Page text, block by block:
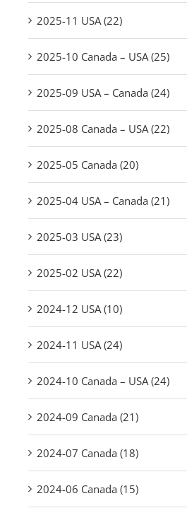
2025-11 USA (22)
2025-10 Canada – USA (25)
2025-09 USA – Canada (24)
2025-08 Canada – USA (22)
2025-05 Canada (20)
2025-04 USA – Canada (21)
2025-03 USA (23)
2025-02 USA (22)
2024-12 USA (10)
2024-11 USA (24)
2024-10 Canada – USA (24)
2024-09 Canada (21)
2024-07 Canada (18)
2024-06 Canada (15)